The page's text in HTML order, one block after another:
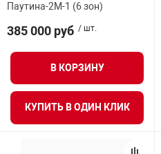
Паутина-2М-1 (6 зон)
385 000 руб / шт.
В КОРЗИНУ
КУПИТЬ В ОДИН КЛИК